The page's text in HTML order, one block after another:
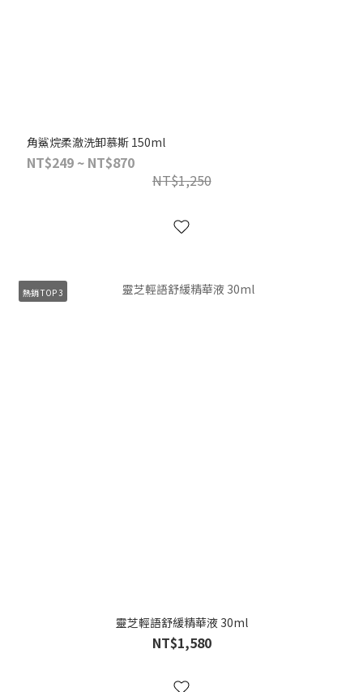
角鯊烷柔澈洗卸慕斯 150ml
NT$249 ~ NT$870
NT$1,250
熱銷 TOP 3
靈芝輕語舒緩精華液 30ml
NT$1,580